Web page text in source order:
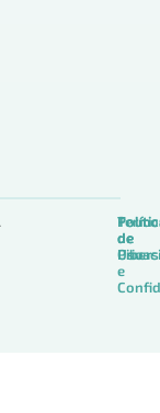
de
Uso
de
de
e